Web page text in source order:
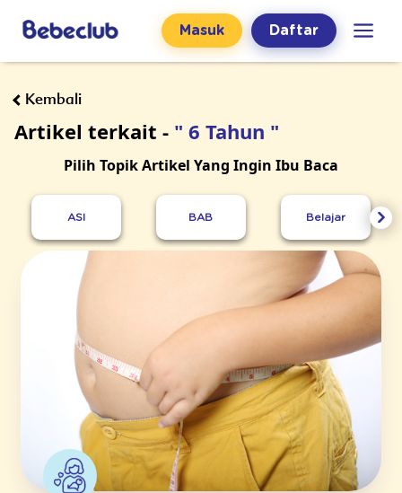
Masuk Daftar
Kembali
Artikel terkait - " 6 Tahun "
Pilih Topik Artikel Yang Ingin Ibu Baca
ASI BAB Belajar